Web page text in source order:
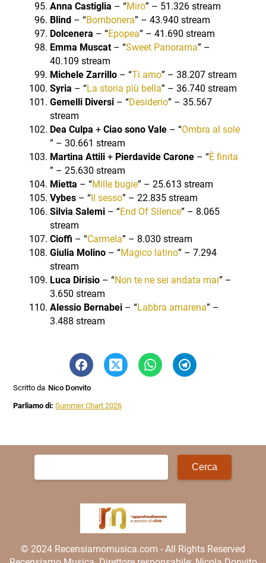
Anna Castiglia – “Mirò” – 51.326 stream
Blind – “Bombonera” – 43.940 stream
Dolcenera – “Epopea” – 41.690 stream
Emma Muscat – “Sweet Panorama” –
40.109 stream
Michele Zarrillo– “Ti amo” – 38.207 stream
Syria – “La storia più bella” – 36.740 stream
Gemelli Diversi – “Desiderio” – 35.567
stream
Dea Culpa + Ciao sono Vale– “Ombra al sole
” – 30.661 stream
Martina Attili + Pierdavide Carone– “È finita
” – 25.630 stream
Mietta – “Mille bugie” – 25.613 stream
Vybes– “Il sesso” – 22.835 stream
Silvia Salemi– “End Of Silence” – 8.065
stream
Cioffi – “Carmela” – 8.030 stream
Giulia Molino– “Magico latino” – 7.294
stream
Luca Dirisio – “Non te ne sei andata mai” –
3.650 stream
Alessio Bernabei – “Labbra amarena” –
3.488 stream
Scritto da Nico Donvito
Parliamo di:Summer Chart 2026
Ricerca
© 2024 Recensiamomusica.com - All Rights Reserved